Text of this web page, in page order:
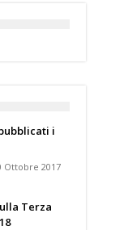
i
Ottobre 2017
Terza